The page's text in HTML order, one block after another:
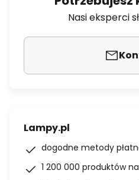
Nasi eksperci
Lampy.pl
dogodne metody
1 200 000 produktów